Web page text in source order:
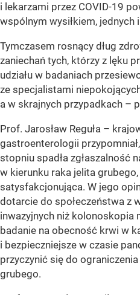
i lekarzami przez COVID-19
wspólnym wysiłkiem, jednych
Tymczasem rosnący dług
zaniechań tych, którzy z lęku
udziału w badaniach
ze specjalistami
a w skrajnych przypadkach –
Prof. Jarosław Reguła –
gastroenterologii
stopniu spadła zgłaszalność
w kierunku raka jelita
satysfakcjonująca. W jego
dotarcie do społeczeństwa z
inwazyjnych niż kolonoskopia
badanie na obecność krwi w
i bezpieczniejsze w czasie
przyczynić się do
grubego.